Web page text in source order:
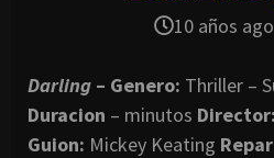
10 años ago
Darling – Genero: Thriller –
Duracion – minutos Director:
Guion: Mickey Keating